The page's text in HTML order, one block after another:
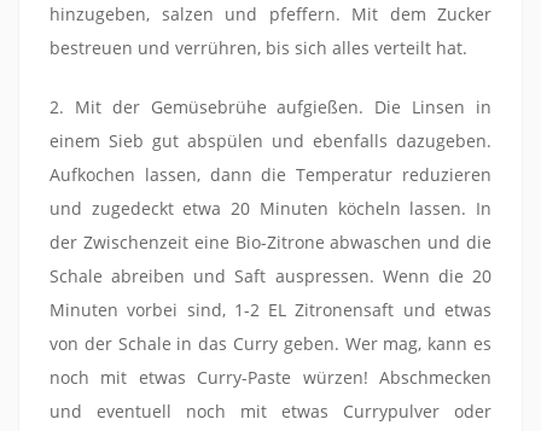
hinzugeben, salzen und pfeffern. Mit dem Zucker
bestreuen und verrühren, bis sich alles verteilt hat.
2. Mit der Gemüsebrühe aufgießen. Die Linsen in
einem Sieb gut abspülen und ebenfalls dazugeben.
Aufkochen lassen, dann die Temperatur reduzieren
und zugedeckt etwa 20 Minuten köcheln lassen. In
der Zwischenzeit eine Bio-Zitrone abwaschen und die
Schale abreiben und Saft auspressen. Wenn die 20
Minuten vorbei sind, 1-2 EL Zitronensaft und etwas
von der Schale in das Curry geben. Wer mag, kann es
noch mit etwas Curry-Paste würzen! Abschmecken
und eventuell noch mit etwas Currypulver oder